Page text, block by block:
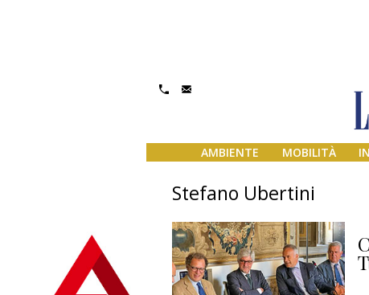
AMBIENTE MOBILITÀ
Stefano Ubertini